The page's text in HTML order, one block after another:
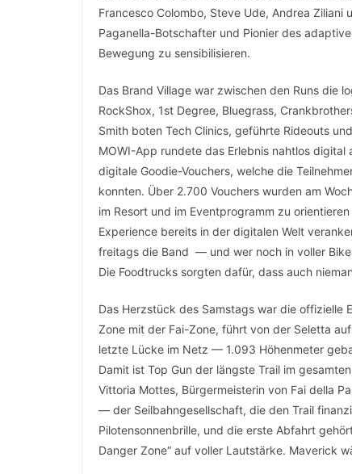
Francesco Colombo, Steve Ude, Andrea
Paganella-Botschafter und Pionier des
Bewegung zu sensibilisieren.
Das Brand Village war zwischen den Runs die
RockShox, 1st Degree, Bluegrass,
Smith boten Tech Clinics, geführte Rideouts
MOWI-App rundete das Erlebnis nahtlos
digitale Goodie-Vouchers, welche die
konnten. Über 2.700 Vouchers wurden am
im Resort und im Eventprogramm zu
Experience bereits in der digitalen Welt
freitags die Band — und wer noch in voller
Die Foodtrucks sorgten dafür, dass auch
Das Herzstück des Samstags war die offizielle
Zone mit der Fai-Zone, führt von der Seletta
letzte Lücke im Netz — 1.093 Höhenmeter
Damit ist Top Gun der längste Trail im
Vittoria Mottes, Bürgermeisterin von Fai della
— der Seilbahngesellschaft, die den Trail
Pilotensonnenbrille, und die erste Abfahrt
Danger Zone“ auf voller Lautstärke. Maverick